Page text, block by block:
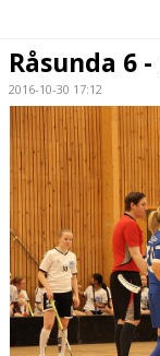
MATCHER
KONTAKT
Råsunda 6
2016-10-30 17:12